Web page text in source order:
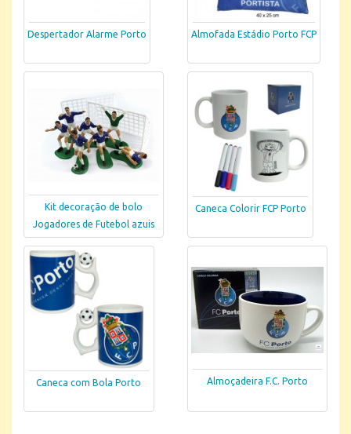
Despertador Alarme Porto Almofada Estádio Porto FCP
Kit decoração de bolo
Jogadores de Futebol azuis
Caneca Colorir FCP Porto
Caneca com Bola Porto Almoçadeira F.C. Porto